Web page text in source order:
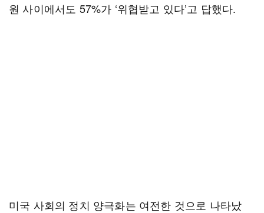
원 사이에서도 57%가 ‘위협받고 있다’고 답했다.
미국 사회의 정치 양극화는 여전한 것으로 나타났